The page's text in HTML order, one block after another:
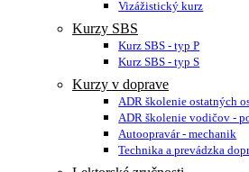
Vizážistický kurz
Kurzy SBS
Kurz SBS - typ P
Kurz SBS - typ S
Kurzy v doprave
ADR školenie ostatných
ADR školenie vodičov -
Autoopravár - mechanik
Technika a prevádzka